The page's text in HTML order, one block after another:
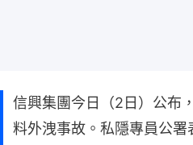
信興集團今日（2日）公布
料外洩事故。私隱專員公